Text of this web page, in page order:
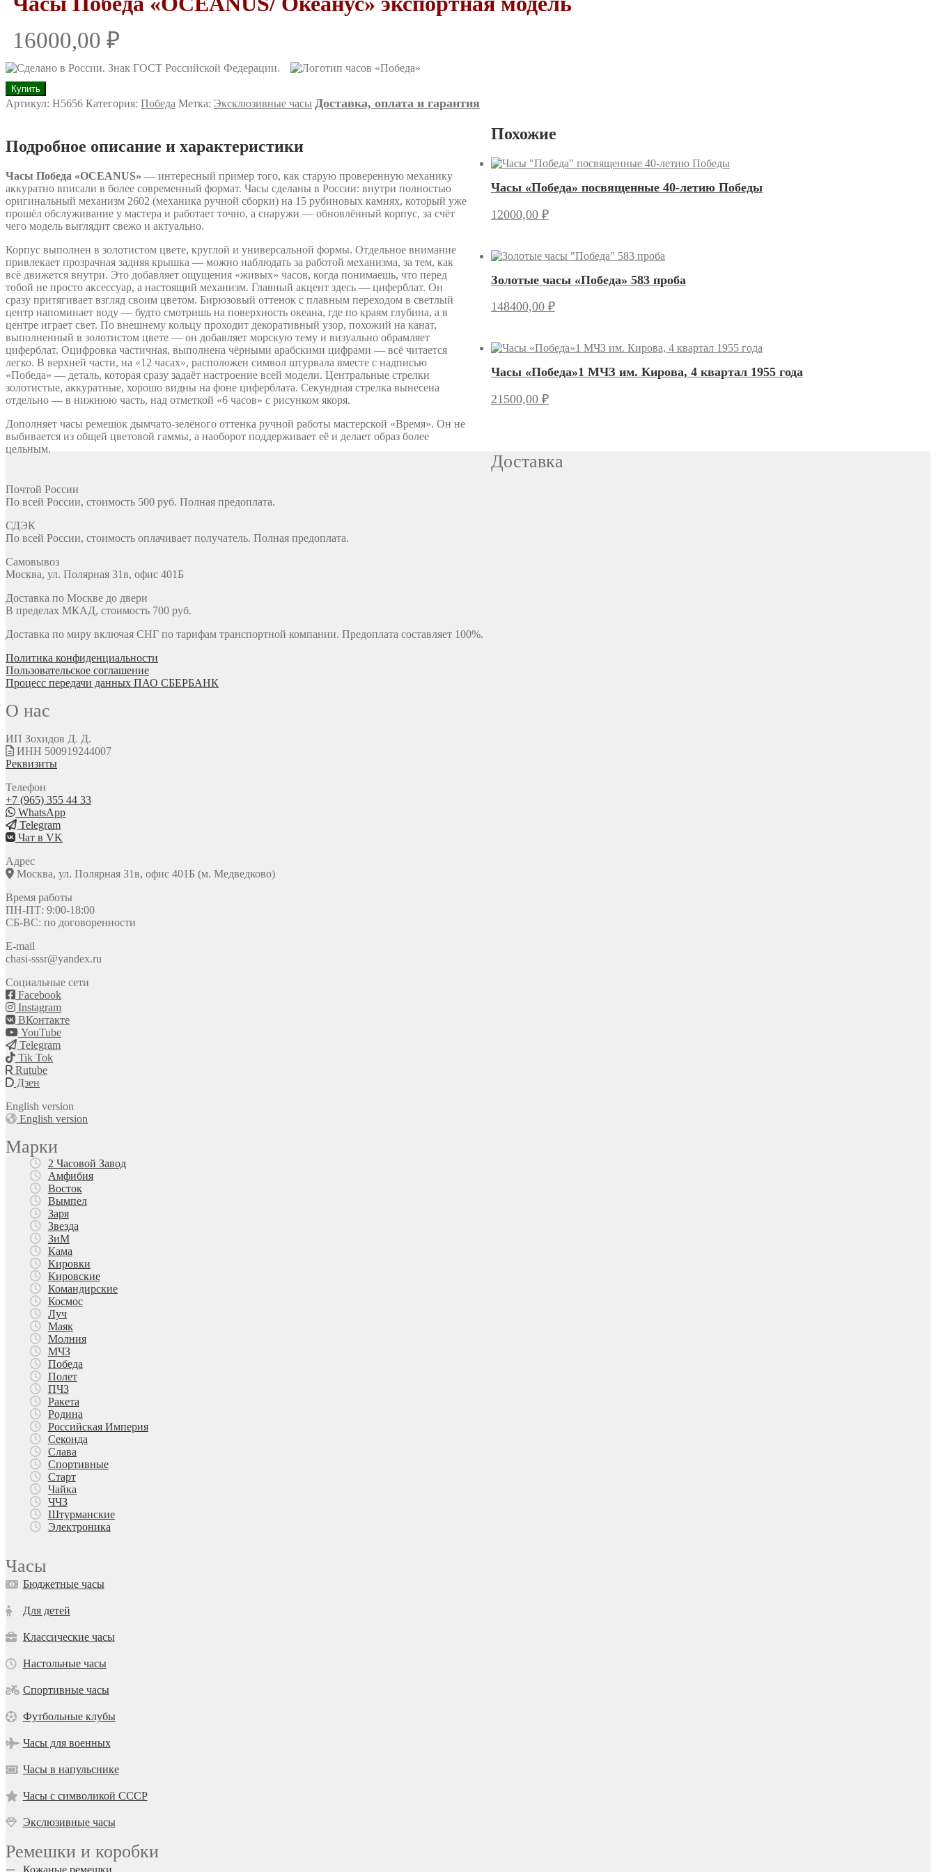
16000,00 ₽
Количество
товара
Часы
Океанус"
модель
Купить
Артикул: Н5656 Категория: Победа Метка: Эксклюзивные часы Доставка, оплата и гарантия
Подробное описание и характеристики
Часы Победа «OCEANUS» — интересный пример того, как старую проверенную механику
аккуратно вписали в более современный формат. Часы сделаны в России: внутри полностью
оригинальный механизм 2602 (механика ручной сборки) на 15 рубиновых камнях, который уже
прошёл обслуживание у мастера и работает точно, а снаружи — обновлённый корпус, за счёт
чего модель выглядит свежо и актуально.
Корпус выполнен в золотистом цвете, круглой и универсальной формы. Отдельное внимание
привлекает прозрачная задняя крышка — можно наблюдать за работой механизма, за тем, как
всё движется внутри. Это добавляет ощущения «живых» часов, когда понимаешь, что перед
тобой не просто аксессуар, а настоящий механизм. Главный акцент здесь — циферблат. Он
сразу притягивает взгляд своим цветом. Бирюзовый оттенок с плавным переходом в светлый
центр напоминает воду — будто смотришь на поверхность океана, где по краям глубина, а в
центре играет свет. По внешнему кольцу проходит декоративный узор, похожий на канат,
выполненный в золотистом цвете — он добавляет морскую тему и визуально обрамляет
циферблат. Оцифровка частичная, выполнена чёрными арабскими цифрами — всё читается
легко. В верхней части, на «12 часах», расположен символ штурвала вместе с надписью
«Победа» — деталь, которая сразу задаёт настроение всей модели. Центральные стрелки
золотистые, аккуратные, хорошо видны на фоне циферблата. Секундная стрелка вынесена
отдельно — в нижнюю часть, над отметкой «6 часов» с рисунком якоря.
Дополняет часы ремешок дымчато-зелёного оттенка ручной работы мастерской «Время». Он не
выбивается из общей цветовой гаммы, а наоборот поддерживает её и делает образ более
цельным.
Похожие
Часы «Победа» посвященные 40-летию Победы
12000,00 ₽
Золотые часы «Победа» 583 проба
148400,00 ₽
Часы «Победа»1 МЧЗ им. Кирова, 4 квартал 1955 года
21500,00 ₽
Доставка
Почтой России
По всей России, стоимость 500 руб. Полная предоплата.
СДЭК
По всей России, стоимость оплачивает получатель. Полная предоплата.
Самовывоз
Москва, ул. Полярная 31в, офис 401Б
Доставка по Москве до двери
В пределах МКАД, стоимость 700 руб.
Доставка по миру включая СНГ по тарифам транспортной компании. Предоплата составляет 100%.
Политика конфиденциальности
Пользовательское соглашение
Процесс передачи данных ПАО СБЕРБАНК
О нас
ИП Зохидов Д. Д.
ИНН 500919244007
Реквизиты
Телефон
+7 (965) 355 44 33
WhatsApp
Telegram
Чат в VK
Адрес
Москва, ул. Полярная 31в, офис 401Б (м. Медведково)
Время работы
ПН-ПТ: 9:00-18:00
СБ-ВС: по договоренности
E-mail
chasi-sssr@yandex.ru
Социальные сети
Facebook
Instagram
ВКонтакте
YouTube
Telegram
Tik Tok
Rutube
Дзен
English version
English version
Марки
2 Часовой Завод
Амфибия
Восток
Вымпел
Заря
Звезда
ЗиМ
Кама
Кировки
Кировские
Командирские
Космос
Луч
Маяк
Молния
МЧЗ
Победа
Полет
ПЧЗ
Ракета
Родина
Российская Империя
Секонда
Слава
Спортивные
Старт
Чайка
ЧЧЗ
Штурманские
Электроника
Часы
Бюджетные часы
Для детей
Классические часы
Настольные часы
Спортивные часы
Футбольные клубы
Часы для военных
Часы в напульснике
Часы с символикой СССР
Экслюзивные часы
Ремешки и коробки